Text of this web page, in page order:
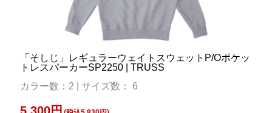
「そしじ」レギュラーウェイトスウェットP/Oポケッ
トレスパーカーSP2250 | TRUSS
カラー数：2 | サイズ数： 6